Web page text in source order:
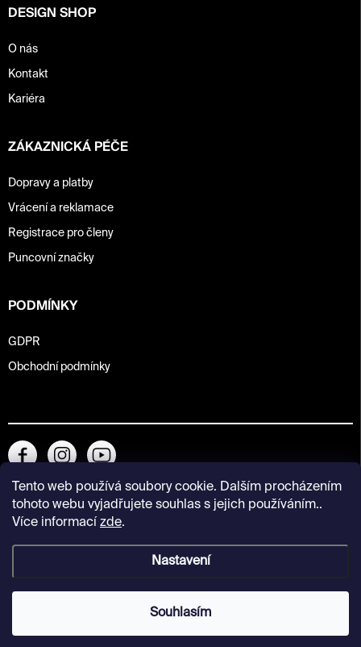
Tento web používá soubory cookie. Dalším procházením
tohoto webu vyjadřujete souhlas s jejich používáním..
Více informací zde.
Nastavení
Souhlasím
DESIGN SHOP
O nás
Kontakt
Kariéra
ZÁKAZNICKÁ PÉČE
Dopravy a platby
Vrácení a reklamace
Registrace pro členy
Puncovní značky
PODMÍNKY
GDPR
Obchodní podmínky
Copyright 2026Kunsthalle Praha Design Shop. Všechna práva
vyhrazena.